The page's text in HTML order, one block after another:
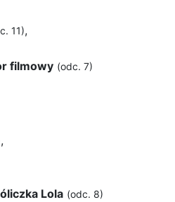
11),
filmowy (odc. 7)
,
Lola (odc. 8)